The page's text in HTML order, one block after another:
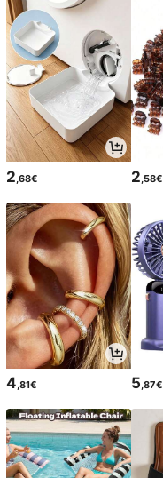
2 ,68€ 2 ,58€
4,81€ 5,87€